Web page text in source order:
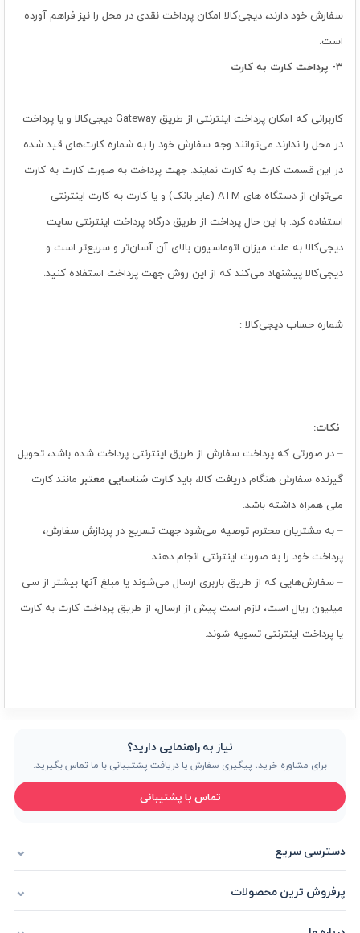
سفارش خود دارند، دیجی‏‌کالا امکان پرداخت نقدی در محل را نیز فراهم آورده
است.
3- پرداخت کارت به کارت
کاربرانی که امکان پرداخت اینترنتی از طریق Gateway دیجی‌کالا و یا پرداخت
در محل را ندارند می‌توانند وجه سفارش خود را به شماره کارت‌های قید شده
در این قسمت کارت به کارت نمایند. جهت پرداخت به صورت کارت به کارت
می‌توان از دستگاه های ATM (عابر بانک) و یا کارت به کارت اینترنتی
استفاده کرد. با این حال پرداخت از طریق درگاه پرداخت اینترنتی سایت
دیجی‌کالا به علت میزان اتوماسیون بالای آن آسان‌تر و سریع‌تر است و
دیجی‌کالا پیشنهاد می‌کند که از این روش جهت پرداخت استفاده کنید.
شماره حساب دیجی‌کالا :
نکات:
– در صورتی که پرداخت سفارش از طریق اینترنتی پرداخت شده باشد، تحویل
گیرنده سفارش هنگام دریافت کالا، باید کارت شناسایی معتبر مانند کارت
ملی همراه داشته باشد.
– به مشتریان محترم توصیه می‌شود جهت تسریع در پردازش سفارش،
پرداخت خود را به صورت اینترنتی انجام دهند.
– سفارش‌هایی که از طریق باربری ارسال می‌شوند یا مبلغ آنها بیشتر از سی
میلیون ریال است، لازم است پیش از ارسال، از طریق پرداخت کارت به کارت
یا پرداخت اینترنتی تسویه شوند.
دسترسی سریع
پرفروش ترین محصولات
نیاز به راهنمایی دارید؟
برای مشاوره خرید، پیگیری سفارش یا دریافت پشتیبانی با ما تماس بگیرید.
تماس با پشتیبانی